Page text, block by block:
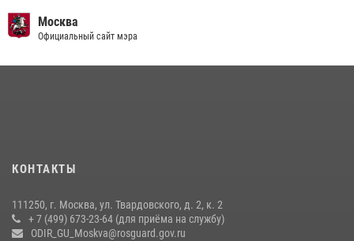
чемпионат по самбо (виео)
15 июля 2026, 14:00 8
матче в Москве обеспечила Росгвардия (видео)
Росгвардецы проверили места массового пребывания молодежи в
Москва
Официальный сайт мэра
КОНТАКТЫ
111250, г. Москва, ул. Твардовского, д. 2, к. 2
+ 7 (499) 673-23-64 (для приёма на службу)
ODIR_GU_Moskva@rosguard.gov.ru